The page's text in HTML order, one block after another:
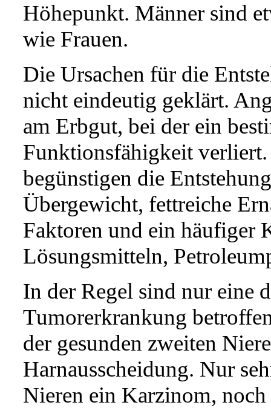
Höhepunkt. Männer sind
wie Frauen.
Die Ursachen für die
nicht eindeutig geklärt.
am Erbgut, bei der ein
Funktionsfähigkeit
begünstigen die
Übergewicht, fettreiche
Faktoren und ein häufiger
Lösungsmitteln,
In der Regel sind nur eine
Tumorerkrankung
der gesunden zweiten
Harnausscheidung. Nur
Nieren ein Karzinom,